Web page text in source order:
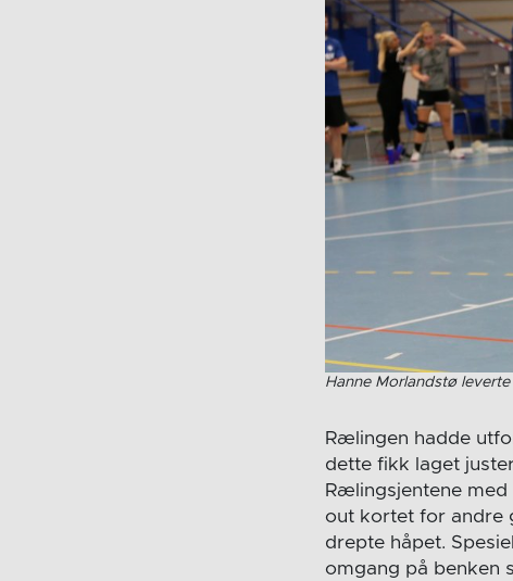
Hanne Morlandstø
Rælingen hadde
dette fikk laget
Rælingsjentene
out kortet for andre
drepte håpet.
omgang på benken